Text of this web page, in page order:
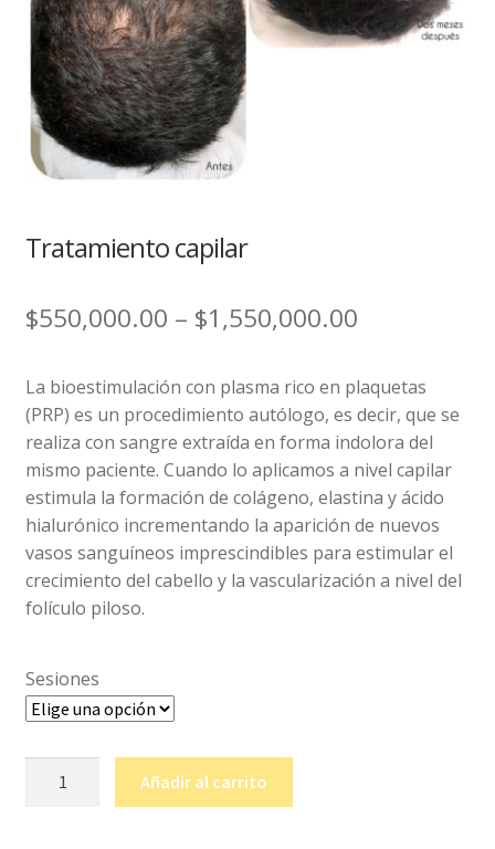
hijo
el
menú
Caída del cabello
Tratamiento capilar
Todos los servicios
Carrito de compra
Tratamiento capilar
$550,000.00 – $1,550,000.00
La bioestimulación con plasma rico en plaquetas
(PRP) es un procedimiento autólogo, es decir, que se
realiza con sangre extraída en forma indolora del
mismo paciente. Cuando lo aplicamos a nivel capilar
estimula la formación de colágeno, elastina y ácido
hialurónico incrementando la aparición de nuevos
vasos sanguíneos imprescindibles para estimular el
crecimiento del cabello y la vascularización a nivel del
folículo piloso.
Sesiones
Añadir al carrito